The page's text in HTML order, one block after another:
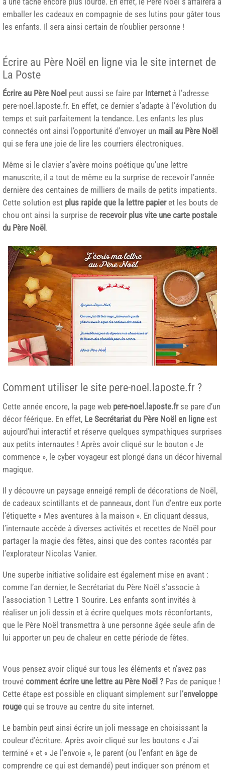
emballer les cadeaux en compagnie de ses lutins pour gâter tous
les enfants. Il sera ainsi certain de n’oublier personne !
Écrire au Père Noël en ligne via le site internet de
La Poste
Écrire au Père Noel peut aussi se faire par Internet à l’adresse
pere-noel.laposte.fr. En effet, ce dernier s’adapte à l’évolution du
temps et suit parfaitement la tendance. Les enfants les plus
connectés ont ainsi l’opportunité d’envoyer un mail au Père Noël
qui se fera une joie de lire les courriers électroniques.
Même si le clavier s’avère moins poétique qu’une lettre
manuscrite, il a tout de même eu la surprise de recevoir l’année
dernière des centaines de milliers de mails de petits impatients.
Cette solution est plus rapide que la lettre papieret les bouts de
chou ont ainsi la surprise de recevoir plus vite une carte postale
du Père Noël .
Comment utiliser le site pere-noel.laposte.fr ?
Cette année encore, la page web pere-noel.laposte.frse pare d’un
décor féérique. En effet, Le Secrétariat du Père Noël en ligne est
aujourd’hui interactif et réserve quelques sympathiques surprises
aux petits internautes ! Après avoir cliqué sur le bouton « Je
commence », le cyber voyageur est plongé dans un décor hivernal
magique.
Il y découvre un paysage enneigé rempli de décorations de Noël,
de cadeaux scintillants et de panneaux, dont l’un d’entre eux porte
l’étiquette « Mes aventures à la maison ». En cliquant dessus,
l’internaute accède à diverses activités et recettes de Noël pour
partager la magie des fêtes, ainsi que des contes racontés par
l’explorateur Nicolas Vanier.
Une superbe initiative solidaire est également mise en avant :
comme l’an dernier, le Secrétariat du Père Noël s’associe à
l’association 1 Lettre 1 Sourire. Les enfants sont invités à
réaliser un joli dessin et à écrire quelques mots réconfortants,
que le Père Noël transmettra à une personne âgée seule afin de
lui apporter un peu de chaleur en cette période de fêtes.
Vous pensez avoir cliqué sur tous les éléments et n’avez pas
trouvé comment écrire une lettre au Père Noël ? Pas de panique !
Cette étape est possible en cliquant simplement sur l’enveloppe
rouge qui se trouve au centre du site internet.
Le bambin peut ainsi écrire un joli message en choisissant la
couleur d’écriture. Après avoir cliqué sur les boutons « J’ai
terminé » et « Je l’envoie », le parent (ou l’enfant en âge de
comprendre ce qui est demandé) peut indiquer son prénom et